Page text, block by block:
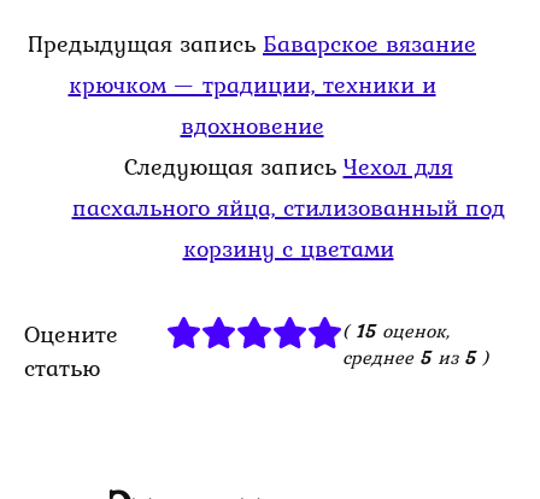
Предыдущая запись Баварское вязание
крючком — традиции, техники и
вдохновение
Следующая запись Чехол для
пасхального яйца, стилизованный под
корзину с цветами
Оцените
статью
(15оценок,
среднее 5из 5)